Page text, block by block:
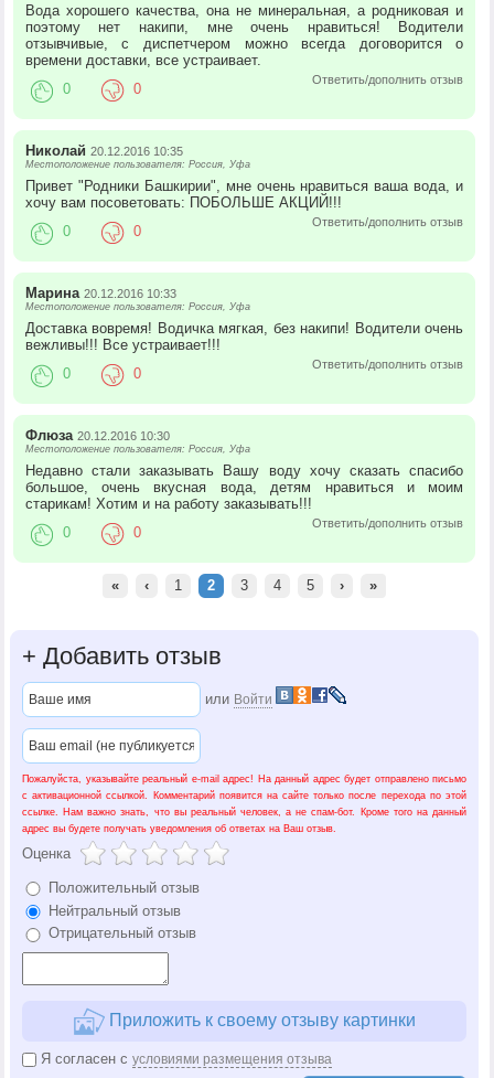
Вода хорошего качества, она не минеральная, а родниковая и
поэтому нет накипи, мне очень нравиться! Водители
отзывчивые, с диспетчером можно всегда договорится о
времени доставки, все устраивает.
Ответить/дополнить отзыв
0 0
Николай 20.12.2016 10:35
Местоположение пользователя: Россия, Уфа
Привет "Родники Башкирии", мне очень нравиться ваша вода, и
хочу вам посоветовать: ПОБОЛЬШЕ АКЦИЙ!!!
Ответить/дополнить отзыв
0 0
Марина 20.12.2016 10:33
Местоположение пользователя: Россия, Уфа
Доставка вовремя! Водичка мягкая, без накипи! Водители очень
вежливы!!! Все устраивает!!!
Ответить/дополнить отзыв
0 0
Флюза 20.12.2016 10:30
Местоположение пользователя: Россия, Уфа
Недавно стали заказывать Вашу воду хочу сказать спасибо
большое, очень вкусная вода, детям нравиться и моим
старикам! Хотим и на работу заказывать!!!
Ответить/дополнить отзыв
0 0
« ‹ 1 2 3 4 5 › »
+ Добавить отзыв
или Войти
Пожалуйста, указывайте реальный e-mail адрес! На данный адрес будет отправлено письмо
с активационной ссылкой. Комментарий появится на сайте только после перехода по этой
ссылке. Нам важно знать, что вы реальный человек, а не спам-бот. Кроме того на данный
адрес вы будете получать уведомления об ответах на Ваш отзыв.
Оценка
Положительный отзыв
Нейтральный отзыв
Отрицательный отзыв
Приложить к своему отзыву картинки
Я согласен с условиями размещения отзыва